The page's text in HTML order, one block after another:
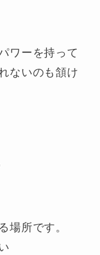
ワーを持って
ないのも頷け
場所です。